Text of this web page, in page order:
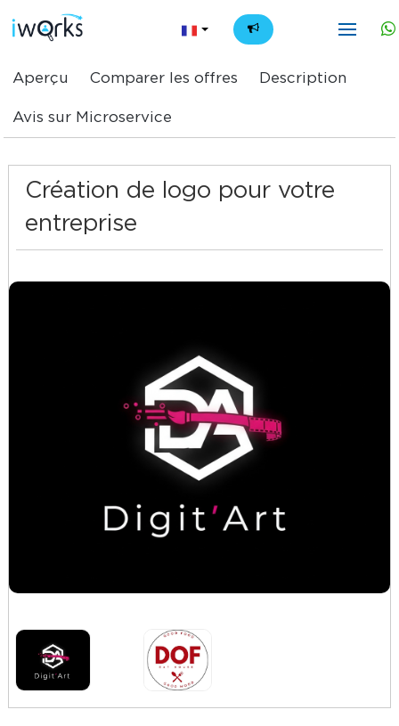
FR
Aperçu Comparer les offres Description
Avis sur Microservice
Création de logo pour votre
entreprise